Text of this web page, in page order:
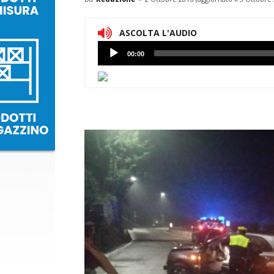
ASCOLTA L'AUDIO
Lettore
Audio
00:00